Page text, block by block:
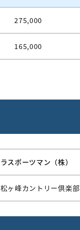
275,000
165,000
スポーツマン（株）
松ヶ峰カントリー倶楽部